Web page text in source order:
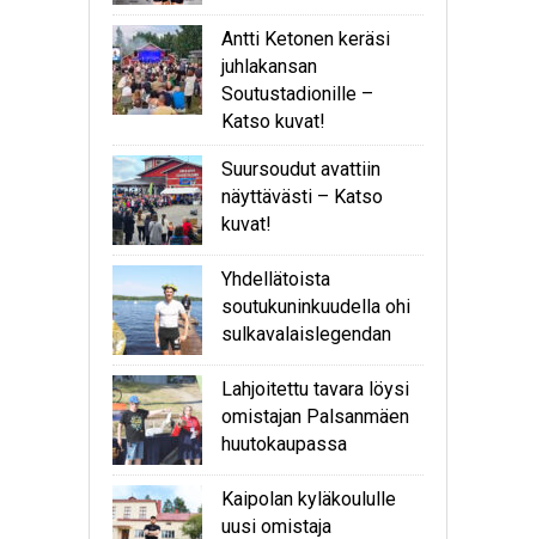
Antti Ketonen keräsi
juhlakansan
Soutustadionille –
Katso kuvat!
Suursoudut avattiin
näyttävästi – Katso
kuvat!
Yhdellätoista
soutukuninkuudella ohi
sulkavalaislegendan
Lahjoitettu tavara löysi
omistajan Palsanmäen
huutokaupassa
Kaipolan kyläkoululle
uusi omistaja